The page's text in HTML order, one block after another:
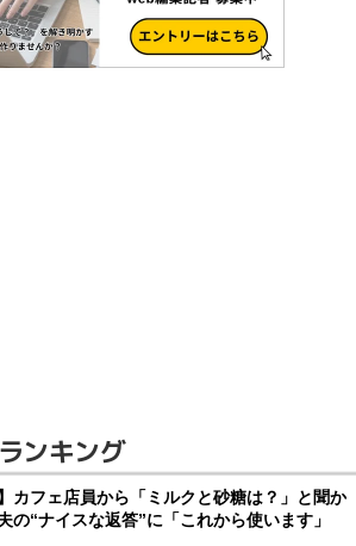
ンキング
】カフェ店員から「ミルクと砂糖は？」と聞か
“ナイスな返答”に「これから使います」